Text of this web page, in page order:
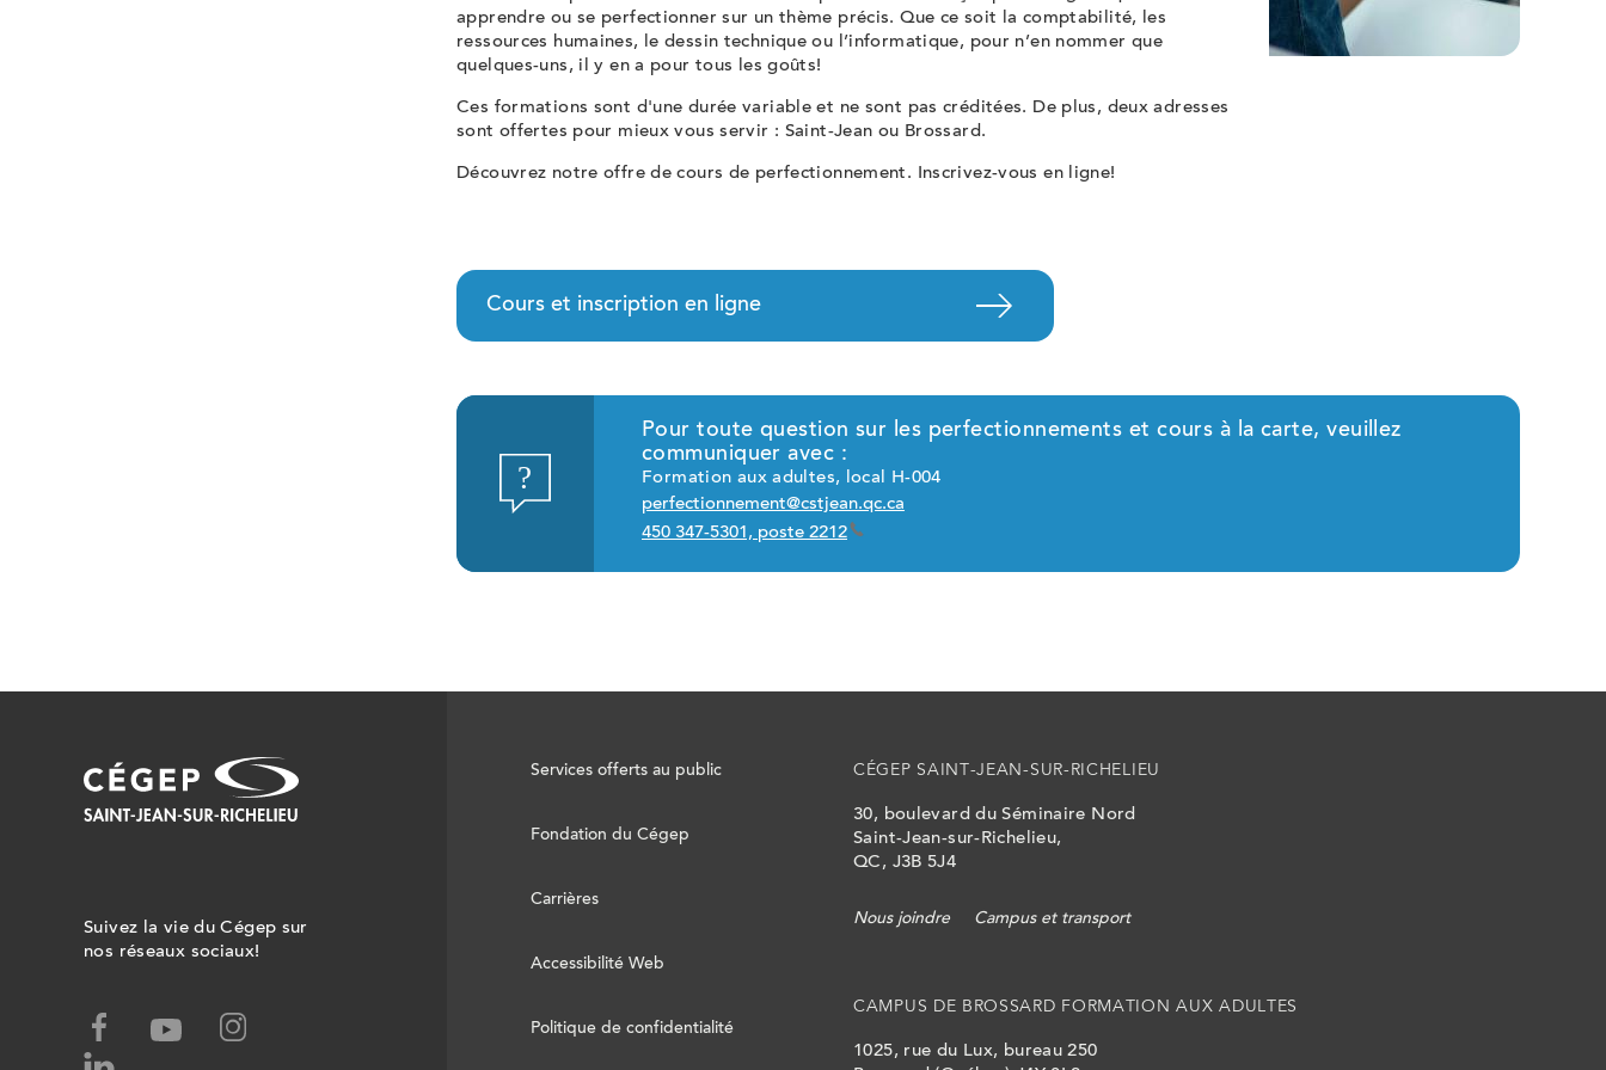
apprendre ou se perfectionner sur un thème précis. Que ce soit la comptabilité, les
ressources humaines, le dessin technique ou l’informatique, pour n’en nommer que
quelques-uns, il y en a pour tous les goûts!
Ces formations sont d'une durée variable et ne sont pas créditées. De plus, deux adresses
sont offertes pour mieux vous servir : Saint-Jean ou Brossard.
Découvrez notre offre de cours de perfectionnement. Inscrivez-vous en ligne!
Cours et inscription en ligne
Pour toute question sur les perfectionnements et cours à la carte, veuillez
communiquer avec :
Formation aux adultes, local H-004
perfectionnement@cstjean.qc.ca
450 347-5301, poste 2212
Suivez la vie du Cégep sur
nos réseaux sociaux!
facebook,
ce
youtube,instagram,
Services offerts au public
Fondation du Cégep
Carrières
Accessibilité Web
Politique de confidentialité
CÉGEP SAINT-JEAN-SUR-RICHELIEU
30, boulevard du Séminaire Nord
Saint-Jean-sur-Richelieu,
QC, J3B 5J4
Nous joindre Campus et transport
CAMPUS DE BROSSARD FORMATION AUX ADULTES
1025, rue du Lux, bureau 250